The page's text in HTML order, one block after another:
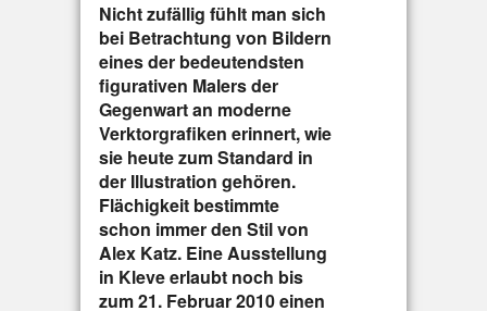
Nicht zufällig fühlt man sich
bei Betrachtung von Bildern
eines der bedeutendsten
figurativen Malers der
Gegenwart an moderne
Verktorgrafiken erinnert, wie
sie heute zum Standard in
der Illustration gehören.
Flächigkeit bestimmte
schon immer den Stil von
Alex Katz. Eine Ausstellung
in Kleve erlaubt noch bis
zum 21. Februar 2010 einen